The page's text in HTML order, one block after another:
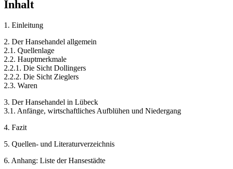
Inhalt
1. Einleitung
2. Der Hansehandel allgemein
2.1. Quellenlage
2.2. Hauptmerkmale
2.2.1. Die Sicht Dollingers
2.2.2. Die Sicht Zieglers
2.3. Waren
3. Der Hansehandel in Lübeck
3.1. Anfänge, wirtschaftliches Aufblühen und Niedergang
4. Fazit
5. Quellen- und Literaturverzeichnis
6. Anhang: Liste der Hansestädte